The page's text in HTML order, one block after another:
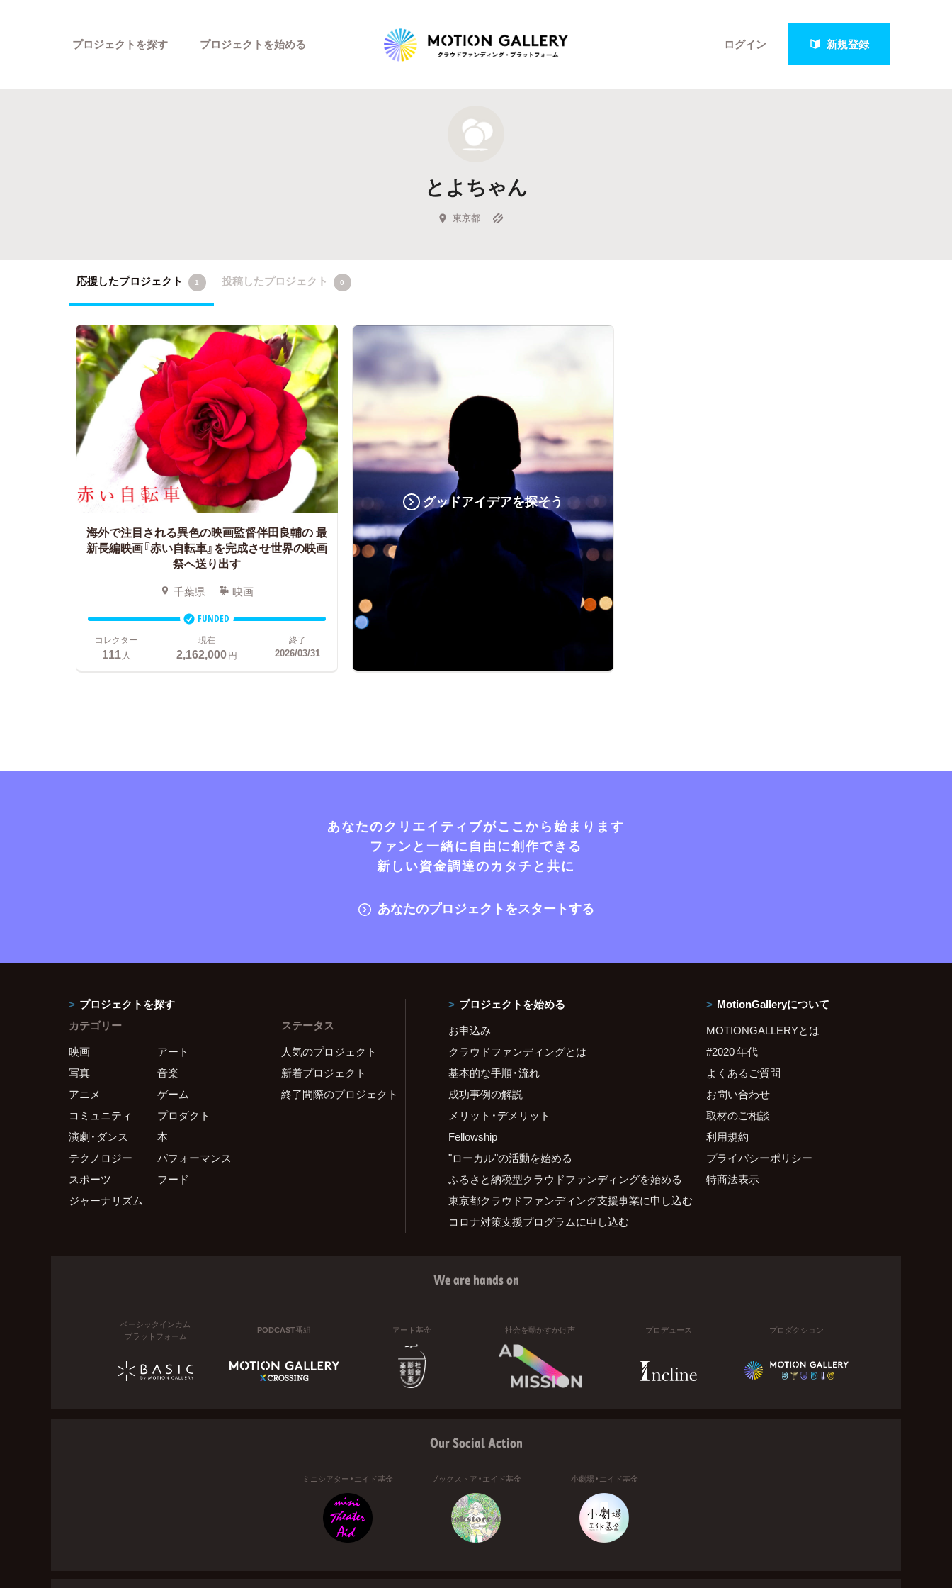
ログイン 新規登録
プロジェクトを探す
新着プロジェクト
Feature
キュレーターから探す
プロジェクトを始める
とよちゃん
東京都
応援したプロジェクト 1 投稿したプロジェクト 0
海外で注目される異色の映画監督伴田良輔の最
新長編映画『赤い自転車』を完成させ世界の映画
祭へ送り出す
千葉県 映画
FUNDED
コレクター
111人
現在
2,162,000円
終了
2026/03/31
グッドアイデアを探そう
あなたのクリエイティブがここから始まります
ファンと一緒に自由に創作できる
新しい資金調達のカタチと共に
あなたのプロジェクトをスタートする
プロジェクトを探す
カテゴリー
映画
アート
写真
音楽
アニメ
ゲーム
コミュニティ
プロダクト
演劇・ダンス
本
テクノロジー
パフォーマンス
スポーツ
フード
ジャーナリズム
ステータス
人気のプロジェクト
新着プロジェクト
終了間際のプロジェクト
プロジェクトを始める
お申込み
クラウドファンディングとは
基本的な手順・流れ
成功事例の解説
メリット・デメリット
Fellowship
"ローカル"の活動を始める
ふるさと納税型クラウドファンディングを始める
東京都クラウドファンディング支援事業に申し込む
コロナ対策支援プログラムに申し込む
MotionGalleryについて
MOTIONGALLERYとは
#2020 年代
よくあるご質問
お問い合わせ
取材のご相談
利用規約
プライバシーポリシー
特商法表示
We are hands on
ベーシックインカム
プラットフォーム
PODCAST番組 アート基金 社会を動かすかけ声 プロデュース プロダクション
Our Social Action
ミニシアター・エイド基金 ブックストア・エイド基金 小劇場・エイド基金